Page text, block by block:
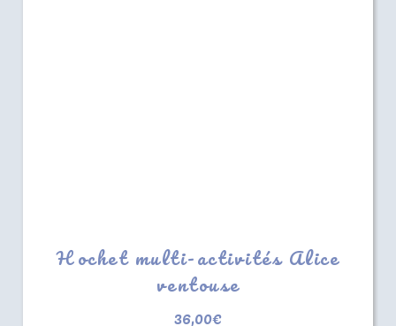
Hochet multi-activités Alice
ventouse
36,00€